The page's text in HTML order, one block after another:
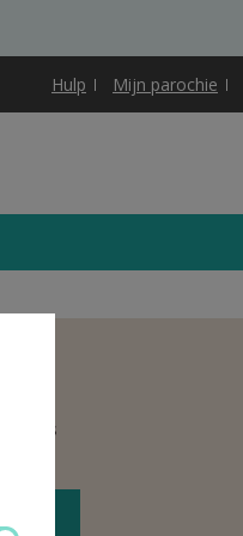
Hulp Mijn parochie
adres